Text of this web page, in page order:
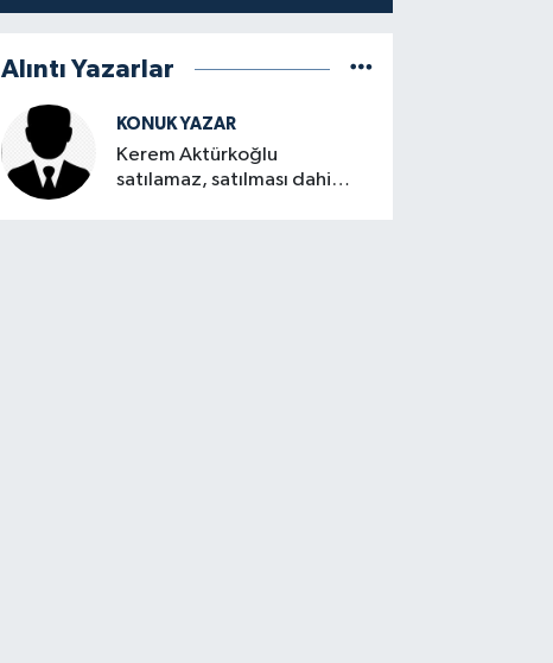
Alıntı Yazarlar
KONUK YAZAR
Kerem Aktürkoğlu
satılamaz, satılması dahi